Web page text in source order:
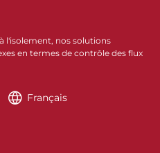
l'isolement, nos solutions
en termes de contrôle des flux
Français